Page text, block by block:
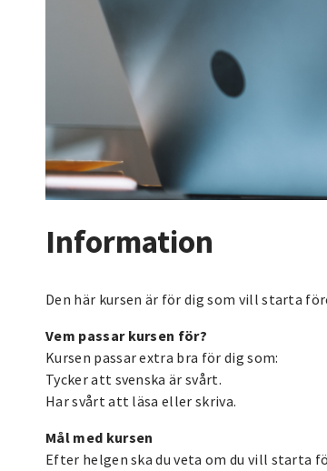
Information
Den här kursen är för dig som vill starta
Vem passar kursen för?
Kursen passar extra bra för dig som:
Tycker att svenska är svårt.
Har svårt att läsa eller skriva.
Mål med kursen
Efter helgen ska du veta om du vill starta